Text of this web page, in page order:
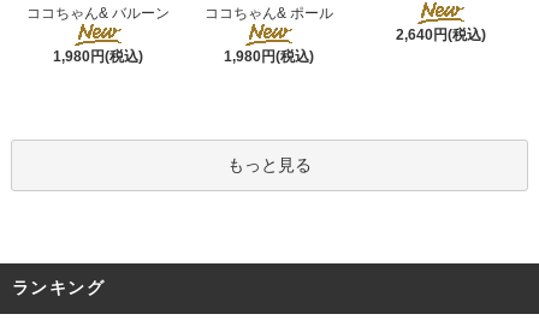
ココちゃん& バルーン
1,980円(税込)
ココちゃん& ポール
1,980円(税込)
2,640円(税込)
もっと見る
ランキング